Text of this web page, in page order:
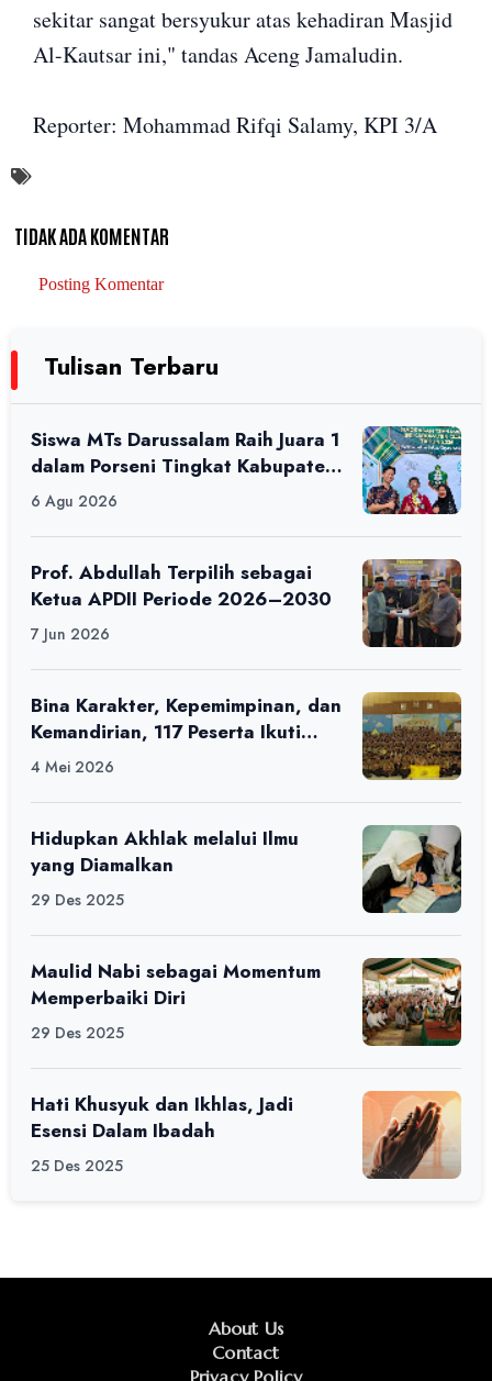
sekitar sangat bersyukur atas kehadiran Masjid
Al-Kautsar ini," tandas Aceng Jamaludin.
Reporter: Mohammad Rifqi Salamy, KPI 3/A
TIDAK ADA KOMENTAR
Posting Komentar
Tulisan Terbaru
Siswa MTs Darussalam Raih Juara 1
dalam Porseni Tingkat Kabupaten
6 Agu 2026
Prof. Abdullah Terpilih sebagai
Ketua APDII Periode 2026–2030
7 Jun 2026
Bina Karakter, Kepemimpinan, dan
Kemandirian, 117 Peserta Ikuti
Alfaro Camp di MAN 1 Darussalam
4 Mei 2026
Hidupkan Akhlak melalui Ilmu
yang Diamalkan
29 Des 2025
Maulid Nabi sebagai Momentum
Memperbaiki Diri
29 Des 2025
Hati Khusyuk dan Ikhlas, Jadi
Esensi Dalam Ibadah
25 Des 2025
About Us
Contact
Privacy Policy